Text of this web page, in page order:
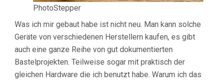
PhotoStepper
Was ich mir gebaut habe ist nicht neu. Man kann solche
Geräte von verschiedenen Herstellern kaufen, es gibt
auch eine ganze Reihe von gut dokumentierten
Bastelprojekten. Teilweise sogar mit praktisch der
gleichen Hardware die ich benutzt habe. Warum ich das